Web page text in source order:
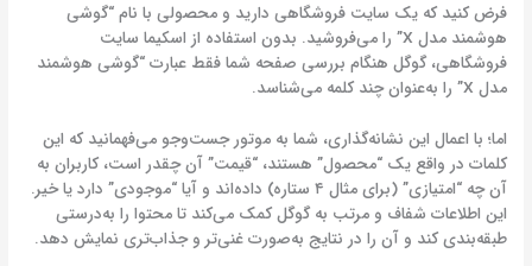
فرض کنید که یک سایت فروشگاهی دارید و محصولی با نام “گوشی
هوشمند مدل X” را می‌فروشید. بدون استفاده از اسکیما سایت
فروشگاهی، گوگل هنگام بررسی صفحه شما فقط عبارت “گوشی هوشمند
مدل X” را به‌عنوان چند کلمه می‌شناسد.
اما؛ با اعمال این نشانه‌گذاری، شما به موتور جست‌وجو می‌فهمانید که این
کلمات در واقع یک “محصول” هستند، “قیمت” آن چقدر است، کاربران به
آن چه “امتیازی” (برای مثال ۴ ستاره) داده‌اند و آیا “موجودی” دارد یا خیر.
این اطلاعات شفاف و مرتب به گوگل کمک می‌کند تا محتوا را به‌درستی
طبقه‌بندی کند و آن را در نتایج به‌صورت غنی‌تر و جذاب‌تری نمایش دهد.